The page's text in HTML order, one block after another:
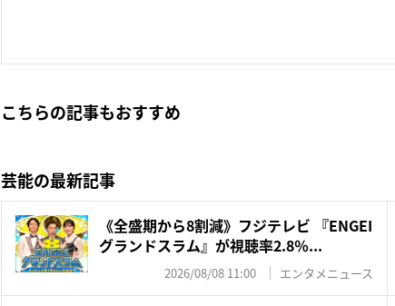
こちらの記事もおすすめ
芸能の最新記事
《全盛期から8割減》フジテレビ 『ENGEI
グランドスラム』が視聴率2.8％...
2026/08/08 11:00 エンタメニュース